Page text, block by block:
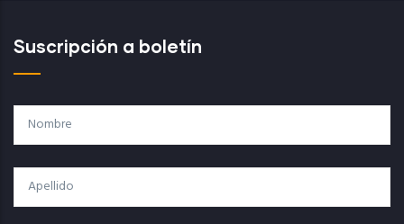
Suscripción a boletín
Nombre
Apellido